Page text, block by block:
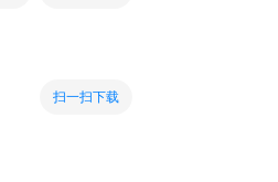
扫一扫下载